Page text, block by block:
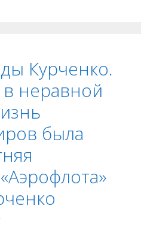
Курченко.
в неравной
была